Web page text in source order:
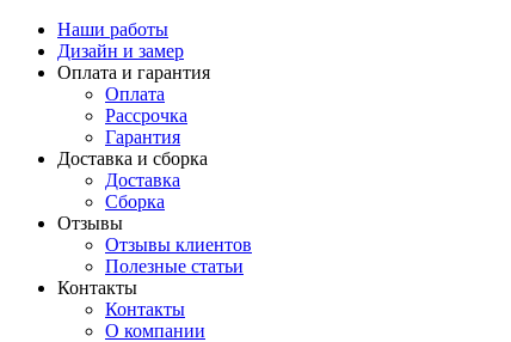
Наши работы
Дизайн и замер
Оплата и гарантия
Оплата
Рассрочка
Гарантия
Доставка и сборка
Доставка
Сборка
Отзывы
Отзывы клиентов
Полезные статьи
Контакты
Контакты
О компании